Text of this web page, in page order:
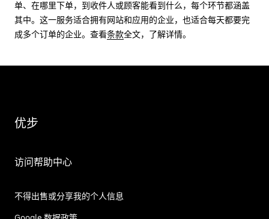
单、在哪里下单，到收件人或顾客能看到什么，每个环节都涵盖
其中。这一服务适合拥有网站和应用的企业，也适合每天都要完
成多个订单的企业。查看条款全文，了解详情。
优步
访问帮助中心
不得出售或分享我的个人信息